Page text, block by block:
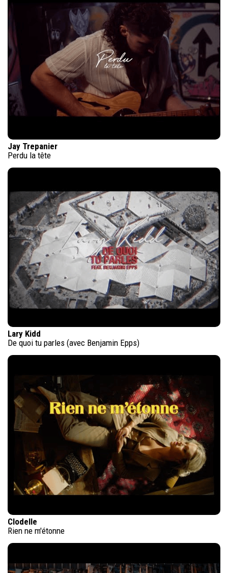
Jay Trepanier
Perdu la tête
Lary Kidd
De quoi tu parles (avec Benjamin Epps)
Clodelle
Rien ne m'étonne